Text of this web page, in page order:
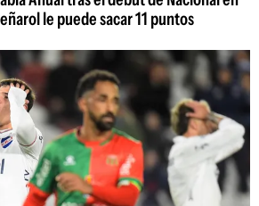
le puede sacar 11 puntos